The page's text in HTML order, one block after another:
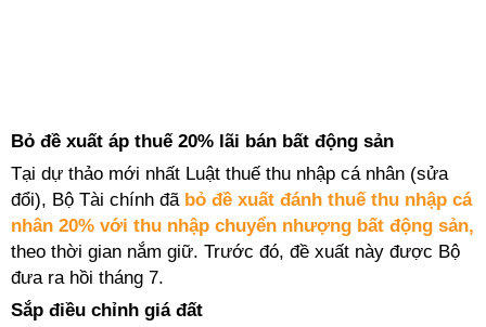
Bỏ đề xuất áp thuế 20% lãi bán bất động sản
Tại dự thảo mới nhất Luật thuế thu nhập cá nhân (sửa
đổi), Bộ Tài chính đã bỏ đề xuất đánh thuế thu nhập cá
nhân 20% với thu nhập chuyển nhượng bất động sản,
theo thời gian nắm giữ. Trước đó, đề xuất này được Bộ
đưa ra hồi tháng 7.
Sắp điều chỉnh giá đất